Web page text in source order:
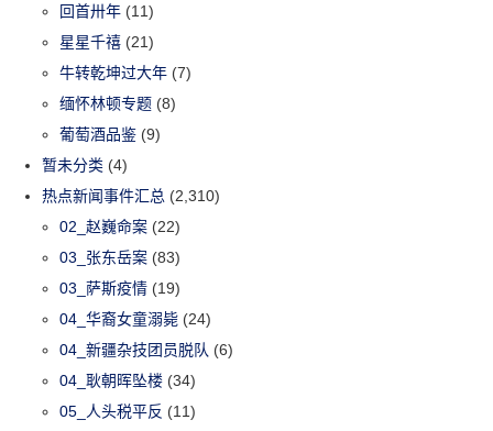
回首卅年 (11)
星星千禧 (21)
牛转乾坤过大年 (7)
缅怀林顿专题 (8)
葡萄酒品鉴 (9)
暂未分类 (4)
热点新闻事件汇总 (2,310)
02_赵巍命案 (22)
03_张东岳案 (83)
03_萨斯疫情 (19)
04_华裔女童溺毙 (24)
04_新疆杂技团员脱队 (6)
04_耿朝晖坠楼 (34)
05_人头税平反 (11)